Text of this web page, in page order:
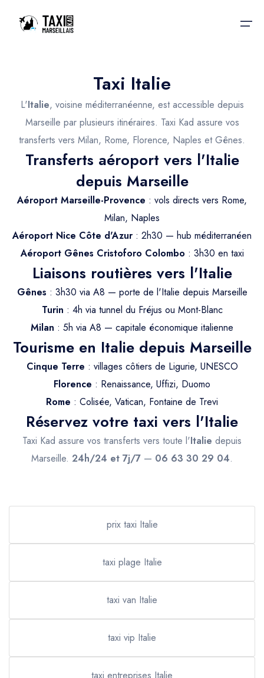
Nos services
Nos services
Taxis Aéroport
Trajet Gare SNCF
Trajet Port croisière
Trajet Santé
Trajet Longue Distance
Taxis aéroport
Réservation
Actualités & évènements
Contactez-nous
Taxi Italie
L'Italie, voisine méditerranéenne, est accessible depuis
Marseille par plusieurs itinéraires. Taxi Kad assure vos
transferts vers Milan, Rome, Florence, Naples et Gênes.
Transferts aéroport vers l'Italie
depuis Marseille
Aéroport Marseille-Provence : vols directs vers Rome,
Milan, Naples
Aéroport Nice Côte d'Azur : 2h30 — hub méditerranéen
Aéroport Gênes Cristoforo Colombo : 3h30 en taxi
Liaisons routières vers l'Italie
Gênes : 3h30 via A8 — porte de l'Italie depuis Marseille
Turin : 4h via tunnel du Fréjus ou Mont-Blanc
Milan : 5h via A8 — capitale économique italienne
Tourisme en Italie depuis Marseille
Cinque Terre : villages côtiers de Ligurie, UNESCO
Florence : Renaissance, Uffizi, Duomo
Rome : Colisée, Vatican, Fontaine de Trevi
Réservez votre taxi vers l'Italie
Taxi Kad assure vos transferts vers toute l'Italie depuis
Marseille. 24h/24 et 7j/7 — 06 63 30 29 04.
prix taxi Italie
taxi plage Italie
taxi van Italie
taxi vip Italie